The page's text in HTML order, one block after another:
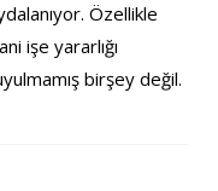
Özellikle
işe yararlığı
birşey değil.